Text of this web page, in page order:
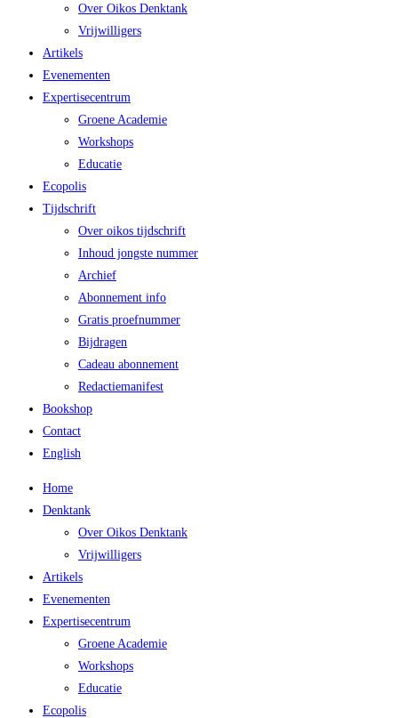
Over Oikos Denktank
Vrijwilligers
Artikels
Evenementen
Expertisecentrum
Groene Academie
Workshops
Educatie
Ecopolis
Tijdschrift
Over oikos tijdschrift
Inhoud jongste nummer
Archief
Abonnement info
Gratis proefnummer
Bijdragen
Cadeau abonnement
Redactiemanifest
Bookshop
Contact
English
Home
Denktank
Over Oikos Denktank
Vrijwilligers
Artikels
Evenementen
Expertisecentrum
Groene Academie
Workshops
Educatie
Ecopolis